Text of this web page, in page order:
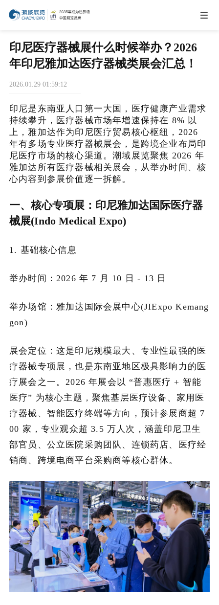
IEAE
IGHE
CHWE
商务合作
关于我们
印尼医疗器械展什么时候举办？2026
年印尼雅加达医疗器械类展会汇总！
2026.01.29 01:59:12
印尼是东南亚人口第一大国，医疗健康产业需求
持续攀升，医疗器械市场年增速保持在 8% 以
上，雅加达作为印尼医疗贸易核心枢纽，2026
年有多场专业医疗器械展会，是跨境企业布局印
尼医疗市场的核心渠道。潮域展览聚焦 2026 年
雅加达所有医疗器械相关展会，从举办时间、核
心内容到参展价值逐一拆解。
一、核心专项展：印尼雅加达国际医疗器
械展(Indo Medical Expo)
1. 基础核心信息
举办时间：2026 年 7 月 10 日 - 13 日
举办场馆：雅加达国际会展中心(JIExpo Kemang
gon)
展会定位：这是印尼规模最大、专业性最强的医
疗器械专项展，也是东南亚地区极具影响力的医
疗展会之一。2026 年展会以 “普惠医疗 + 智能
医疗” 为核心主题，聚焦基层医疗设备、家用医
疗器械、智能医疗终端等方向，预计参展商超 7
00 家，专业观众超 3.5 万人次，涵盖印尼卫生
部官员、公立医院采购团队、连锁药店、医疗经
销商、跨境电商平台采购商等核心群体。